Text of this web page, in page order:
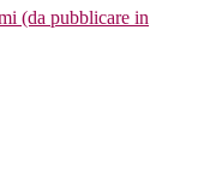
(da pubblicare in